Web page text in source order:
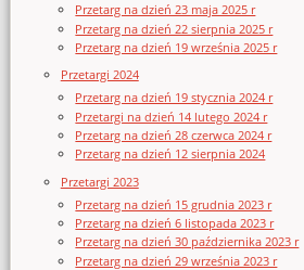
Przetarg na dzień 23 maja 2025 r
Przetarg na dzień 22 sierpnia 2025 r
Przetarg na dzień 19 września 2025 r
Przetargi 2024
Przetarg na dzień 19 stycznia 2024 r
Przetargi na dzień 14 lutego 2024 r
Przetarg na dzień 28 czerwca 2024 r
Przetarg na dzień 12 sierpnia 2024
Przetargi 2023
Przetarg na dzień 15 grudnia 2023 r
Przetarg na dzień 6 listopada 2023 r
Przetarg na dzień 30 października 2023 r
Przetarg na dzień 29 września 2023 r